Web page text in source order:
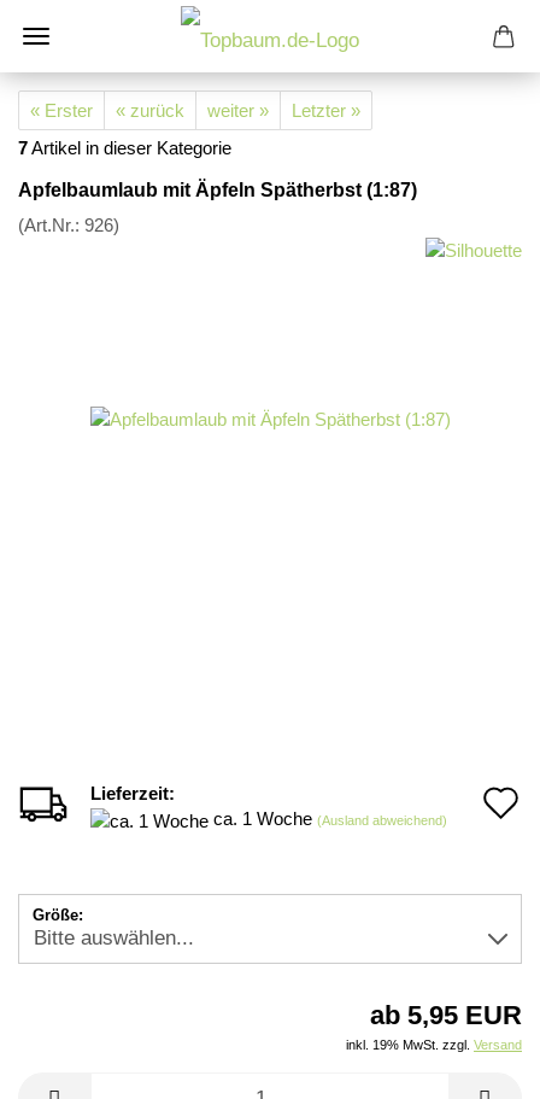
« Erster « zurück weiter »
Letzter »
7Artikel in dieser Kategorie
Apfelbaumlaub mit Äpfeln Spätherbst (1:87)
(Art.Nr.: 926)
Lieferzeit:
ca. 1 Woche (Ausland abweichend)
Größe:
ab 5,95 EUR
inkl. 19% MwSt. zzgl. Versand